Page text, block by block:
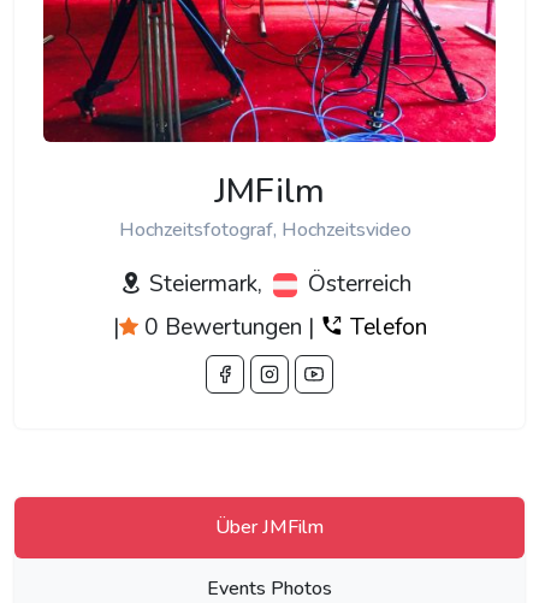
JMFilm
Hochzeitsfotograf, Hochzeitsvideo
Steiermark,
Österreich
|
0 Bewertungen | Telefon
Über JMFilm
Events Photos